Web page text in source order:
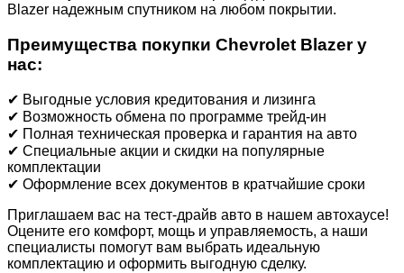
Blazer надежным спутником на любом покрытии.
Преимущества покупки Chevrolet Blazer у
нас:
✔ Выгодные условия кредитования и лизинга
✔ Возможность обмена по программе трейд-ин
✔ Полная техническая проверка и гарантия на авто
✔ Специальные акции и скидки на популярные
комплектации
✔ Оформление всех документов в кратчайшие сроки
Приглашаем вас на тест-драйв авто в нашем автохаусе!
Оцените его комфорт, мощь и управляемость, а наши
специалисты помогут вам выбрать идеальную
комплектацию и оформить выгодную сделку.